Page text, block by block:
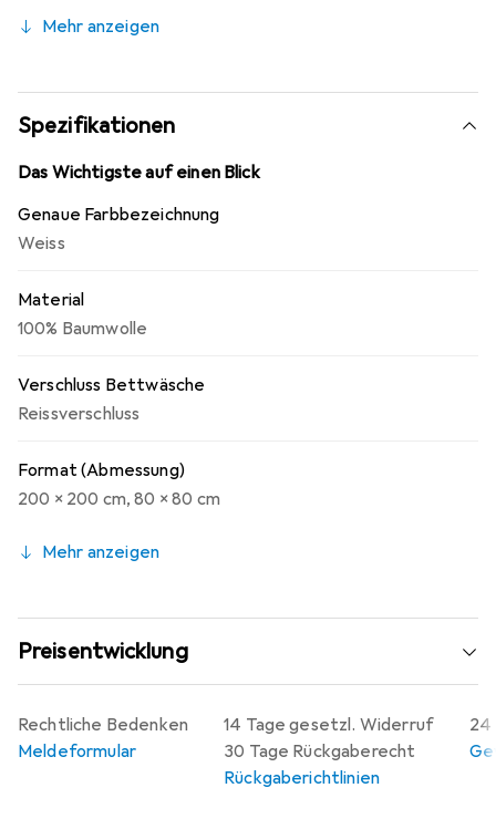
zeitloser Schönheit. Die Fadendichte liegt bei ca. 200 TC.
Mehr anzeigen
Spezifikationen
Das Wichtigste auf einen Blick
Genaue Farbbezeichnung
Weiss
Material
100% Baumwolle
Verschluss Bettwäsche
Reissverschluss
Format (Abmessung)
200 x 200 cm,80 x 80 cm
Mehr anzeigen
Preisentwicklung
14 Tage gesetzl. Widerruf
30 Tage Rückgaberecht
Rückgaberichtlinien
24
Rechtliche Bedenken
Meldeformular